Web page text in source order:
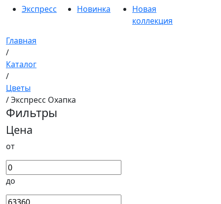
Экспресс
Новинка
Новая
коллекция
Главная
/
Каталог
/
Цветы
/ Экспресс Охапка
Фильтры
Цена
от
до